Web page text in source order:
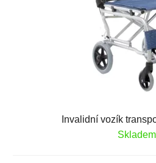
Invalidní vozík
Skladem